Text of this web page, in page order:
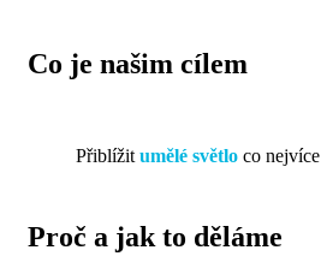
Co je našim cílem
Přiblížit umělé světlo co nejvíce
Proč a jak to děláme